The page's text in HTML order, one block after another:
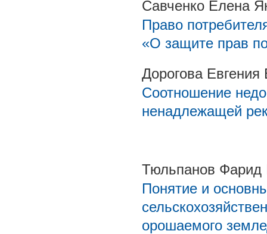
Савченко Елена
Право
«О защите прав
Дорогова
Соотношение
ненадлежащей
Тюльпанов Фарид
Понятие и
орошаемого